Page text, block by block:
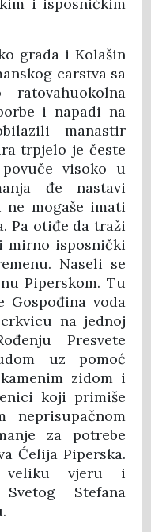
grada i Kolašin
carstva sa
i napadi na
manastir
trpjelo je česte
visoko u
đe nastavi
mogaše imati
Pa otiđe da traži
mirno isposnički
Naseli se
Piperskom. Tu
Gospođina voda
na jednoj
Presvete
uz pomoć
zidom i
koji primiše
neprisupačnom
za potrebe
Ćelija Piperska.
veliku vjeru i
Svetog Stefana